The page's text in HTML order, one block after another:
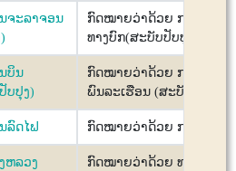
ຈະລາຈອນ
ກົດໝາຍວ່າດ້ວຍ ການຈະລາ
ທາງບົກ(ສະບັບປັບປຸງ)
ບິນ
ບປຸງ)
ກົດໝາຍວ່າດ້ວຍ ການບິນ
ພົນລະເຮືອນ (ສະບັບປັບປຸງ)
ລົດໄຟ ກົດໝາຍວ່າດ້ວຍ ການລົດໄຟ
ຫລວງ
ກົດໝາຍວ່າດ້ວຍ ທາງຫລວງ